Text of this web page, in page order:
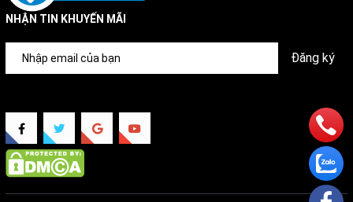
Hẹn giờ bật/tắt thông minh
Gas R32 – Làm lạnh nhanh, an toàn cho môi trường
Giao hàng & lắp đặt nhanh chóng tại Hà Nội.
NHẬN TIN KHUYẾN MÃI
Đăng ký